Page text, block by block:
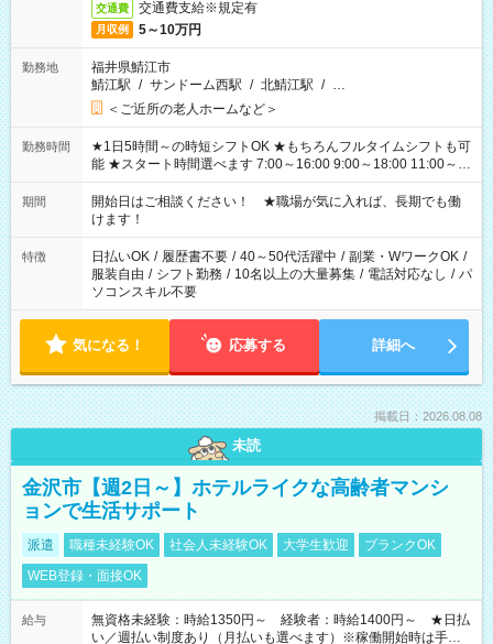
交通費 交通費支給※規定有
月収例 5～10万円
勤務地
福井県鯖江市
鯖江駅 / サンドーム西駅 / 北鯖江駅 / …
＜ご近所の老人ホームなど＞
勤務時間
★1日5時間～の時短シフトOK ★もちろんフルタイムシフトも可
能 ★スタート時間選べます 7:00～16:00 9:00～18:00 11:00～
20:00 など 残業なし！ ※Wワークの場合、他のお仕事と合わせ
週40時間超の就業はご案内できません ※法令に基づき、週20時
間以上勤務は社会保険への加入対象となります ※労働者派遣法
（日雇い派遣の原則禁止）により、短時間・短期間の就業はご
案内が難しい場合があります
期間
開始日はご相談ください！ ★職場が気に入れば、長期でも働
けます！
特徴 日払いOK / 履歴書不要 / 40～50代活躍中 / 副業・WワークOK /
服装自由 / シフト勤務 / 10名以上の大量募集 / 電話対応なし / パ
ソコンスキル不要
気になる！ 応募する 詳細へ
掲載日：2026.08.08
未読
金沢市【週2日～】ホテルライクな高齢者マンシ
ョンで生活サポート
派遣 職種未経験OK 社会人未経験OK 大学生歓迎
ブランクOK
WEB登録・面接OK
給与
無資格未経験：時給1350円～ 経験者：時給1400円～ ★日払
い／週払い制度あり（月払いも選べます）※稼働開始時は手続き